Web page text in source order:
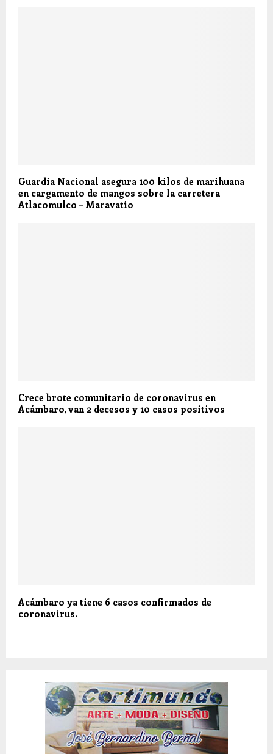
Guardia Nacional asegura 100 kilos de marihuana
en cargamento de mangos sobre la carretera
Atlacomulco – Maravatío
Crece brote comunitario de coronavirus en
Acámbaro, van 2 decesos y 10 casos positivos
Acámbaro ya tiene 6 casos confirmados de
coronavirus.